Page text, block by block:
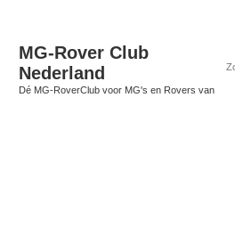
MG-Rover Club
Nederland
Dé MG-RoverClub voor MG's en Rovers van